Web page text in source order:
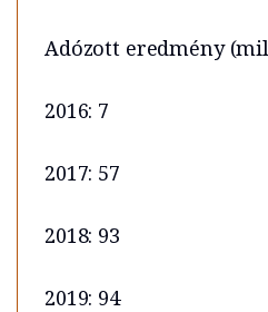
Adózott eredmény
2016: 7
2017: 57
2018: 93
2019: 94